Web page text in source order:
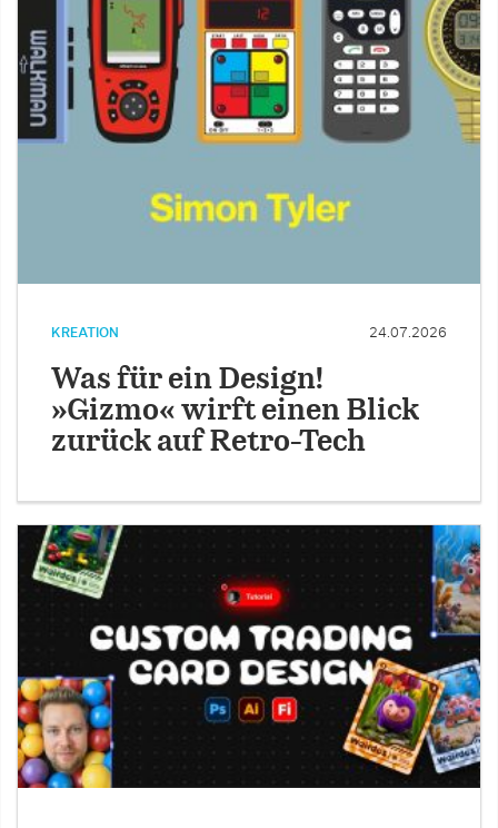
KREATION 24.07.2026
Was für ein Design!
»Gizmo« wirft einen Blick
zurück auf Retro-Tech